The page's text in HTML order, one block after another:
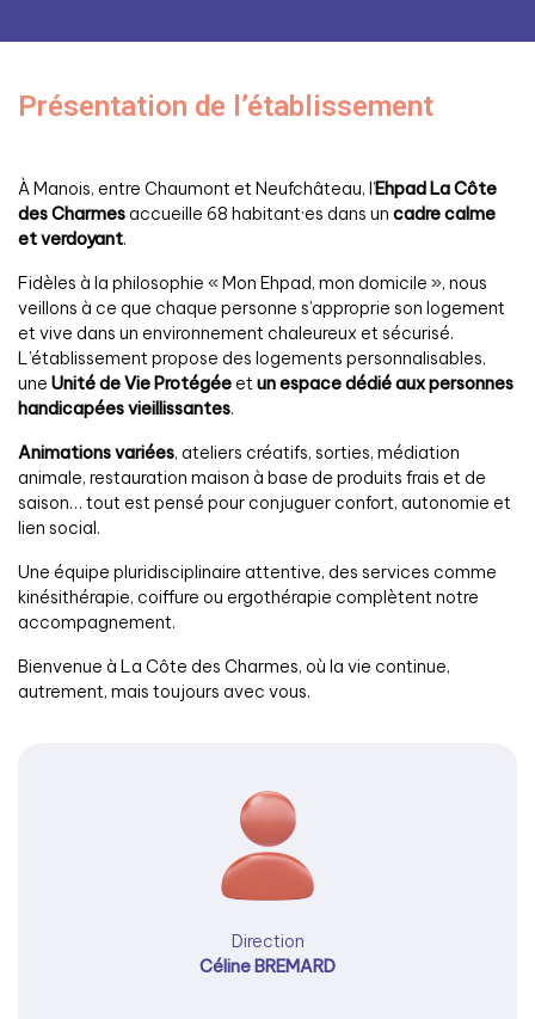
Présentation de l’établissement
À Manois, entre Chaumont et Neufchâteau, l’Ehpad La Côte
des Charmes accueille 68 habitant·es dans un cadre calme
et verdoyant.
Fidèles à la philosophie « Mon Ehpad, mon domicile », nous
veillons à ce que chaque personne s’approprie son logement
et vive dans un environnement chaleureux et sécurisé.
L’établissement propose des logements personnalisables,
une Unité de Vie Protégée et un espace dédié aux personnes
handicapées vieillissantes.
Animations variées, ateliers créatifs, sorties, médiation
animale, restauration maison à base de produits frais et de
saison… tout est pensé pour conjuguer confort, autonomie et
lien social.
Une équipe pluridisciplinaire attentive, des services comme
kinésithérapie, coiffure ou ergothérapie complètent notre
accompagnement.
Bienvenue à La Côte des Charmes, où la vie continue,
autrement, mais toujours avec vous.
Direction
Céline BREMARD